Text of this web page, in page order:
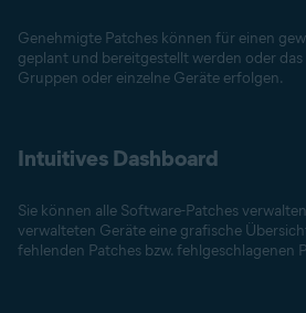
Genehmigte Patches können für einen
geplant und bereitgestellt werden oder
Gruppen oder einzelne Geräte erfolgen.
Intuitives Dashboard
Sie können alle Software-Patches
verwalteten Geräte eine grafische
fehlenden Patches bzw. fehlgeschlagenen